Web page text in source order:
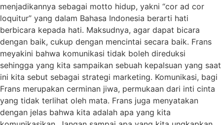
menjadikannya sebagai motto hidup, yakni “cor ad cor
loquitur” yang dalam Bahasa Indonesia berarti hati
berbicara kepada hati. Maksudnya, agar dapat bicara
dengan baik, cukup dengan mencintai secara baik. Frans
meyakini bahwa komunikasi tidak boleh direduksi
sehingga yang kita sampaikan sebuah kepalsuan yang saat
ini kita sebut sebagai strategi marketing. Komunikasi, bagi
Frans merupakan cerminan jiwa, permukaan dari inti cinta
yang tidak terlihat oleh mata. Frans juga menyatakan
dengan jelas bahwa kita adalah apa yang kita